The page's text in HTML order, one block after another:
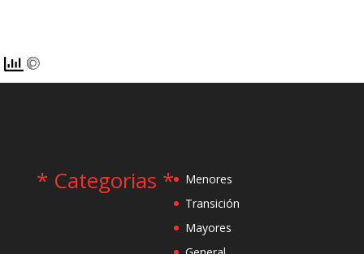
* Categorias *
Menores
Transición
Mayores